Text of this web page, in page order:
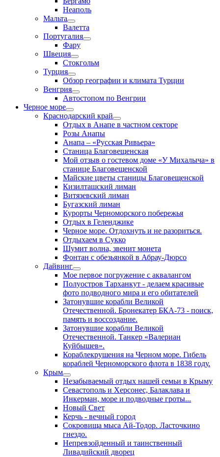
Неаполь
Мальта
Валетта
Португалия
Фару
Швеция
Стокгольм
Турция
Обзор географии и климата Турции
Венгрия
Автостопом по Венгрии
Черное море
Краснодарский край
Отдых в Анапе в частном секторе
Розы Анапы
Анапа – «Русская Ривьера»
Станица Благовещенская
Мой отзыв о гостевом доме «У Михалыча» в
станице Благовещенской
Майские цветы станицы Благовещенской
Кизилташский лиман
Витязевский лиман
Бугазский лиман
Курорты Черноморского побережья
Отдых в Геленджике
Черное море. Отдохнуть и не разориться.
Отдыхаем в Сукко
Шумит волна, звенит монета
Фонтан с обезьянкой в Абрау-Дюрсо
Дайвинг
Мое первое погружение с аквалангом
Полуостров Тарханкут - делаем красивые
фото подводного мира и его обитателей
Затонувшие корабли Великой
Отечественной. Бронекатер БКА-73 - поиск,
память и воссоздание.
Затонувшие корабли Великой
Отечественной. Танкер «Валериан
Куйбышев».
Кораблекрушения на Черном море. Гибель
кораблей Черноморского флота в 1838 году.
Крым
Незабываемый отдых нашей семьи в Крыму
Севастополь и Херсонес, Балаклава и
Инкерман, море и подводные гроты...
Новый Свет
Керчь - вечный город
Сокровища мыса Ай-Тодор. Ласточкино
гнездо.
Непревзойденный и таинственный
Ливадийский дворец